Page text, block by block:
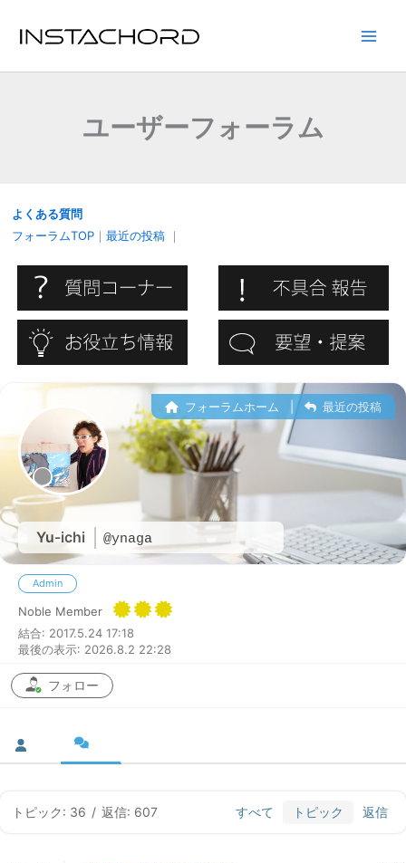
ユーザーフォーラム
よくある質問
フォーラムTOP ｜ 最近の投稿 ｜
Yu-ichi @ynaga
フォーラムホーム 最近の投稿
Admin
Noble Member
結合: 2017.5.24 17:18
最後の表示: 2026.8.2 22:28
フォロー
トピック: 36 / 返信: 607 すべて トピック 返信